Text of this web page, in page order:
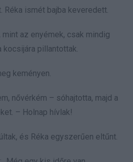
Réka ismét bajba keveredett.
az enyémek, csak mindig
kocsijára pillantottak.
keményen.
nővérkém – sóhajtotta, majd a
– Holnap hívlak!
és Réka egyszerűen eltűnt.